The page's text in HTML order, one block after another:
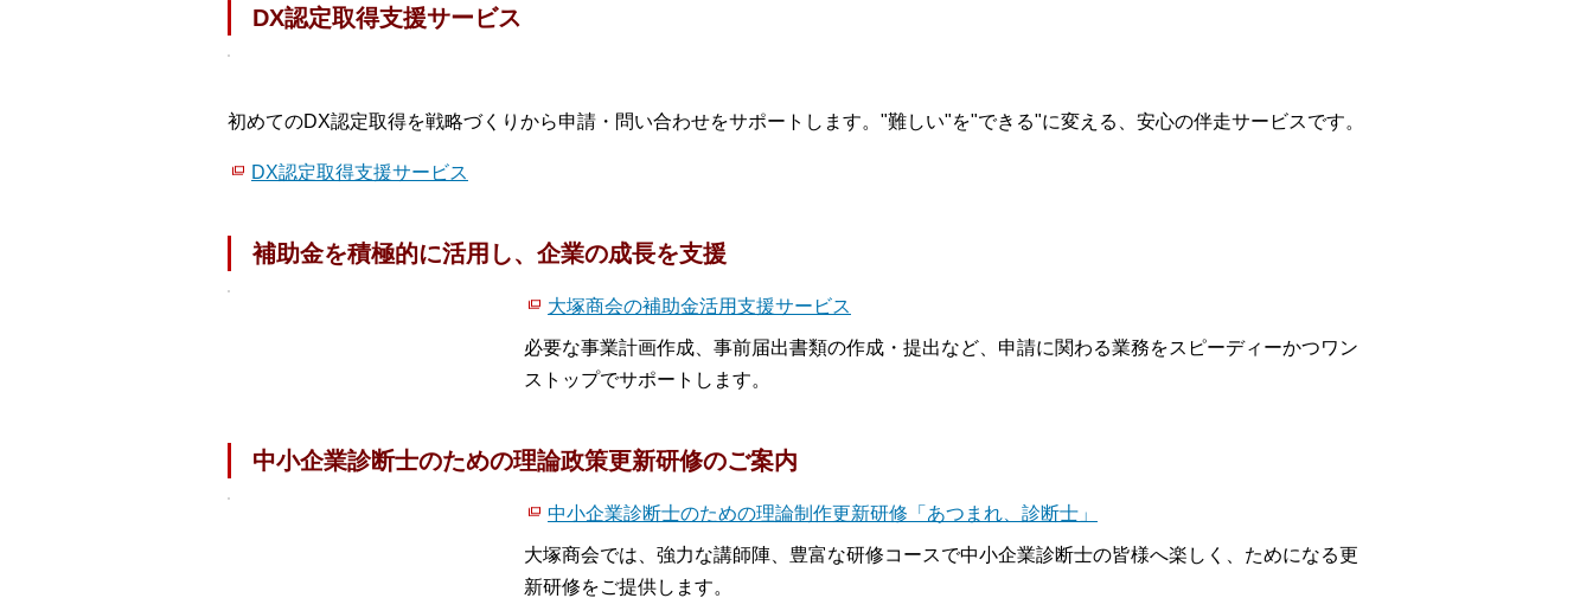
DX認定取得支援サービス
初めてのDX認定取得を戦略づくりから申請・問い合わせをサポートします。"難しい"を"できる"に変える、安心の伴走サービスです。
DX認定取得支援サービス
補助金を積極的に活用し、企業の成長を支援
大塚商会の補助金活用支援サービス
必要な事業計画作成、事前届出書類の作成・提出など、申請に関わる業務をスピーディーかつワン
ストップでサポートします。
中小企業診断士のための理論政策更新研修のご案内
中小企業診断士のための理論制作更新研修「あつまれ、診断士」
大塚商会では、強力な講師陣、豊富な研修コースで中小企業診断士の皆様へ楽しく、ためになる更
新研修をご提供します。